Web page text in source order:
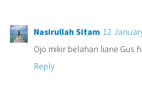
Nasirullah Sitam 12
Ojo mikir belahan liane Gus
Reply